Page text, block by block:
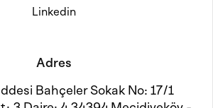
Linkedin
Adres
Bahçeler Sokak No: 17/1